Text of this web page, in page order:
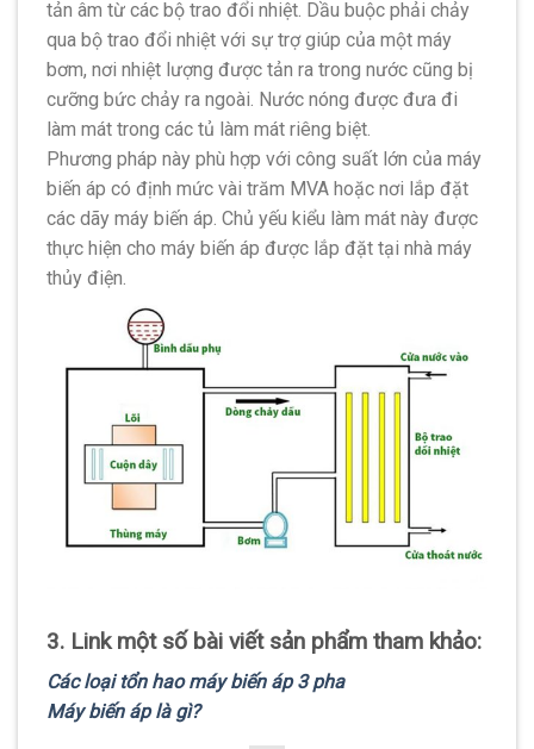
tản âm từ các bộ trao đổi nhiệt. Dầu buộc phải chảy
qua bộ trao đổi nhiệt với sự trợ giúp của một máy
bơm, nơi nhiệt lượng được tản ra trong nước cũng bị
cưỡng bức chảy ra ngoài. Nước nóng được đưa đi
làm mát trong các tủ làm mát riêng biệt.
Phương pháp này phù hợp với công suất lớn của máy
biến áp có định mức vài trăm MVA hoặc nơi lắp đặt
các dãy máy biến áp. Chủ yếu kiểu làm mát này được
thực hiện cho máy biến áp được lắp đặt tại nhà máy
thủy điện.
3. Link một số bài viết sản phẩm tham khảo:
Các loại tổn hao máy biến áp 3 pha
Máy biến áp là gì?